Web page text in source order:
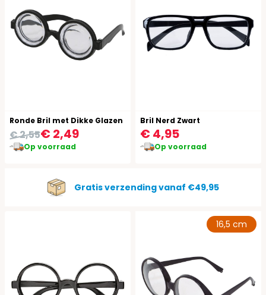
Ronde Bril met Dikke Glazen
€ 2,49
€ 2,55
Op voorraad
Bril Nerd Zwart
€ 4,95
Op voorraad
Gratis verzending vanaf €49,95
16,5 cm